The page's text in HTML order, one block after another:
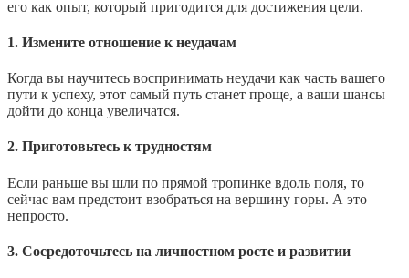
его как опыт, который пригодится для достижения цели.
1. Измените отношение к неудачам
Когда вы научитесь воспринимать неудачи как часть вашего
пути к успеху, этот самый путь станет проще, а ваши шансы
дойти до конца увеличатся.
2. Приготовьтесь к трудностям
Если раньше вы шли по прямой тропинке вдоль поля, то
сейчас вам предстоит взобраться на вершину горы. А это
непросто.
3. Сосредоточьтесь на личностном росте и развитии